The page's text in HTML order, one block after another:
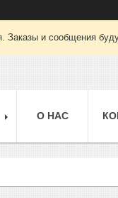
Заказы и сообщения
О НАС